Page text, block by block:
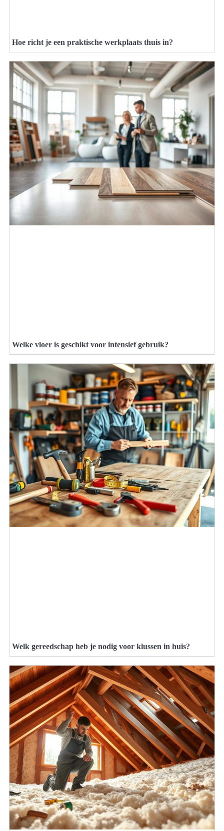
Hoe richt je een praktische werkplaats thuis in?
Welke vloer is geschikt voor intensief gebruik?
Welk gereedschap heb je nodig voor klussen in huis?